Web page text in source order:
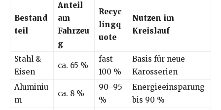
Bestand
teil
Anteil
am
Fahrzeu
g
Recyc
lingq
uote
Nutzen im
Kreislauf
Stahl &
Eisen
ca. 65 %
fast
100 %
Basis für neue
Karosserien
Aluminiu
m
ca. 8 %
90–95
%
Energieeinsparung
bis 90 %